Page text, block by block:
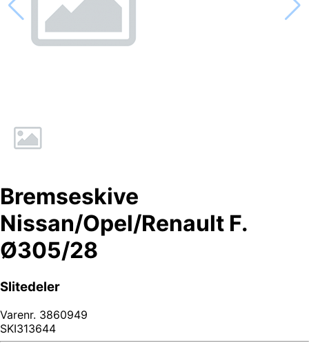
Bremseskive
Nissan/Opel/Renault F.
Ø305/28
Slitedeler
Varenr. 3860949
SKI313644